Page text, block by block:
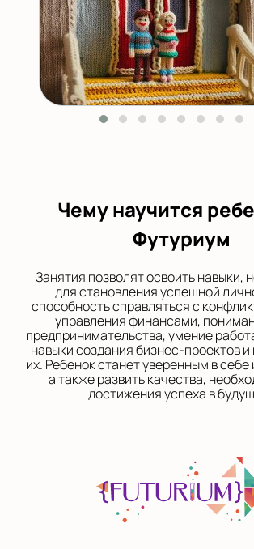
Чему научится
Футуриум
Занятия позволят освоить навыки,
для становления успешной
способность справляться с
управления финансами,
предпринимательства, умение
навыки создания бизнес-проектов
их. Ребенок станет уверенным в себе
а также развить качества,
достижения успеха в